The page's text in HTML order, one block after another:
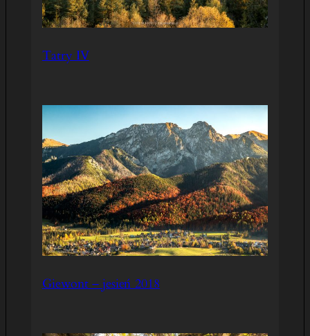
Tatry IV
Giewont – jesień 2018